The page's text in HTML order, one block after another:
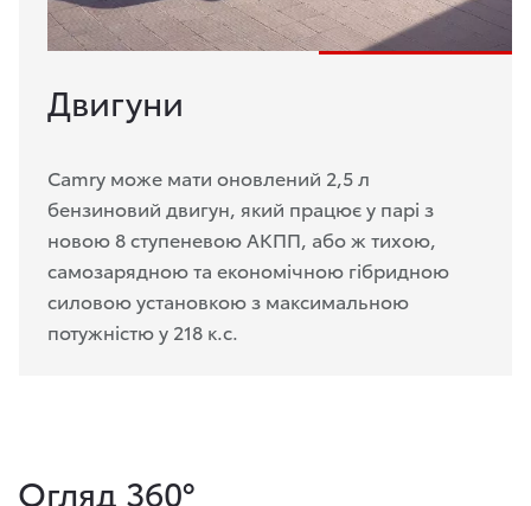
Двигуни
Camry може мати оновлений 2,5 л
бензиновий двигун, який працює у парі з
новою 8 ступеневою АКПП, або ж тихою,
самозарядною та економічною гібридною
силовою установкою з максимальною
потужністю у 218 к.с.
Огляд 360°